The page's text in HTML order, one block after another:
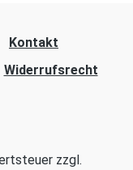
Kontakt
Widerrufsrecht
zzgl.